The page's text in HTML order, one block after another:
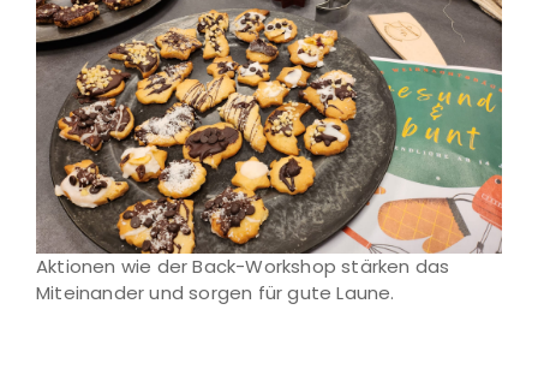
Aktionen wie der Back-Workshop stärken das
Miteinander und sorgen für gute Laune.